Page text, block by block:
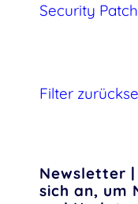
Security Patch
Filter
Newsletter |
sich an, um